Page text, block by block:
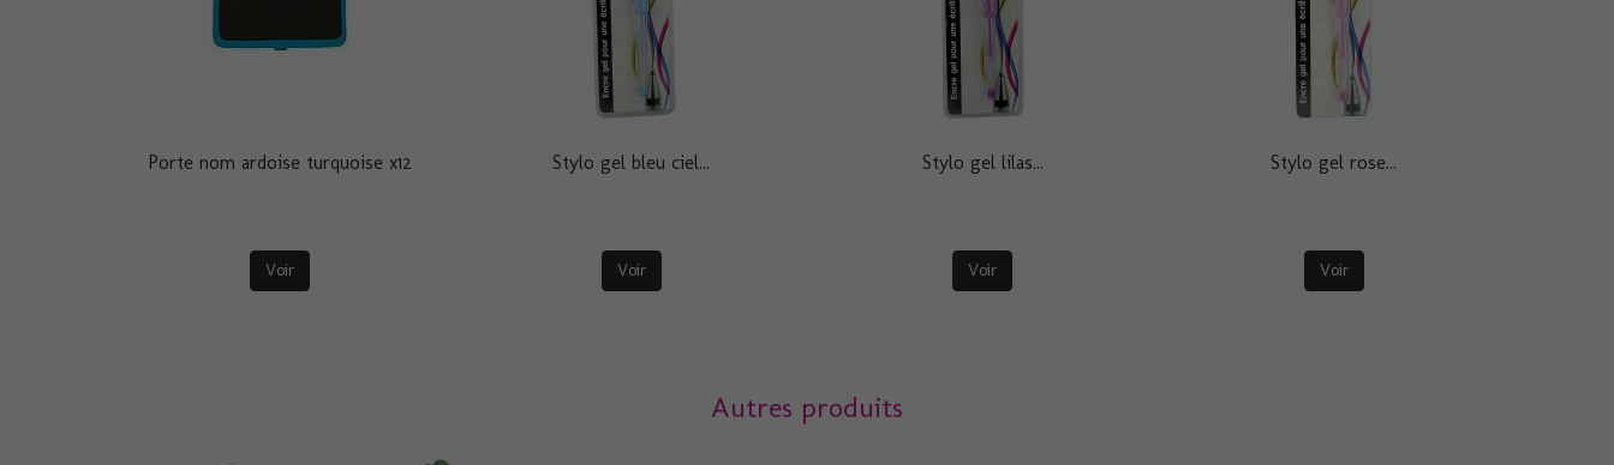
Porte nom ardoise turquoise x12
Voir
Stylo gel bleu ciel...
Voir
Stylo gel lilas...
Voir
Stylo gel rose...
Voir
Autres produits